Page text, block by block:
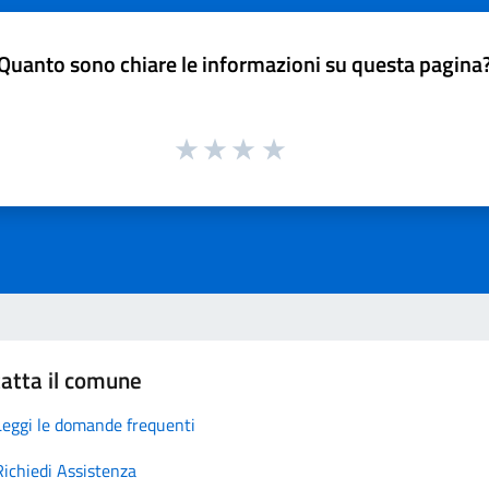
sono chiare le informazioni su questa
il comune
le domande frequenti
Assistenza